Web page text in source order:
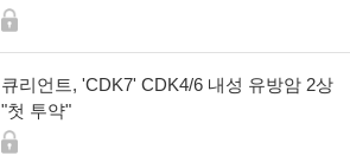
큐리언트, 'CDK7' CDK4/6 내성 유방암 2상
"첫 투약"